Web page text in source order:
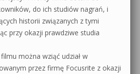
do ich studiów nagrań, i
historii związanych z tymi
przy okazji prawdziwe studia
można wziąć udział w
przez firmę Focusrite z okazji